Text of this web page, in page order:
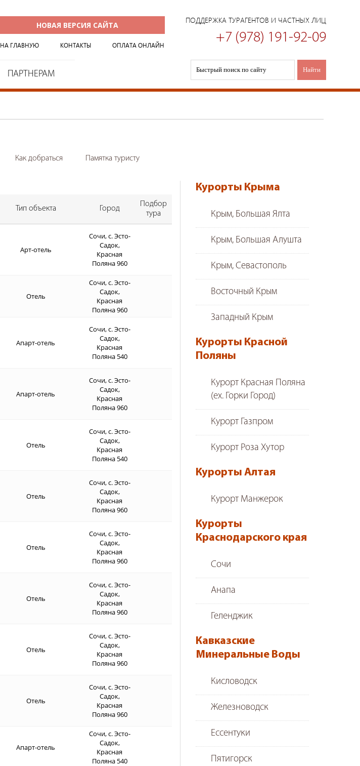
НОВАЯ ВЕРСИЯ САЙТА
ПАРТНЕРАМ
НА ГЛАВНУЮ КОНТАКТЫ ОПЛАТА ОНЛАЙН
ПОДДЕРЖКА ТУРАГЕНТОВ И ЧАСТНЫХ ЛИЦ
+7 (978) 191-92-09
Как добраться Памятка туристу
Тип объекта Город
Подбор
тура
Арт-отель
Сочи, с. Эсто-
Садок,
Красная
Поляна 960
Отель
Сочи, с. Эсто-
Садок,
Красная
Поляна 960
Апарт-отель
Сочи, с. Эсто-
Садок,
Красная
Поляна 540
Апарт-отель
Сочи, с. Эсто-
Садок,
Красная
Поляна 960
Отель
Сочи, с. Эсто-
Садок,
Красная
Поляна 540
Отель
Сочи, с. Эсто-
Садок,
Красная
Поляна 960
Отель
Сочи, с. Эсто-
Садок,
Красная
Поляна 960
Отель
Сочи, с. Эсто-
Садок,
Красная
Поляна 960
Отель
Сочи, с. Эсто-
Садок,
Красная
Поляна 960
Отель
Сочи, с. Эсто-
Садок,
Красная
Поляна 960
Апарт-отель
Сочи, с. Эсто-
Садок,
Красная
Поляна 540
Курорты Крыма
Крым, Большая Ялта
Крым, Большая Алушта
Крым, Севастополь
Восточный Крым
Западный Крым
Курорты Красной
Поляны
Курорт Красная Поляна
(ex. Горки Город)
Курорт Газпром
Курорт Роза Хутор
Курорты Алтая
Курорт Манжерок
Курорты
Краснодарского края
Сочи
Анапа
Геленджик
Кавказские
Минеральные Воды
Кисловодск
Железноводск
Ессентуки
Пятигорск